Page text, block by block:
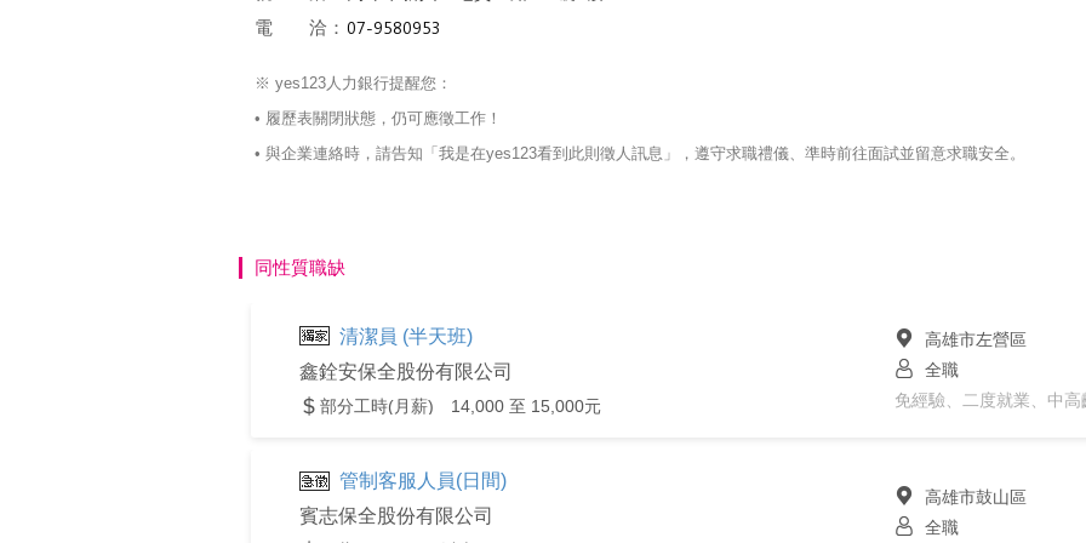
電 洽：
※ yes123人力銀行提醒您：
• 履歷表關閉狀態，仍可應徵工作！
• 與企業連絡時，請告知「我是在yes123看到此則徵人訊息」，遵守求職禮儀、準時前往面試並留意求職安全。
同性質職缺
清潔員 (半天班)
鑫銓安保全股份有限公司
部分工時(月薪) 14,000 至 15,000元
高雄市左營區
全職
免經驗、二度就業、中高
管制客服人員(日間)
賓志保全股份有限公司
高雄市鼓山區
全職